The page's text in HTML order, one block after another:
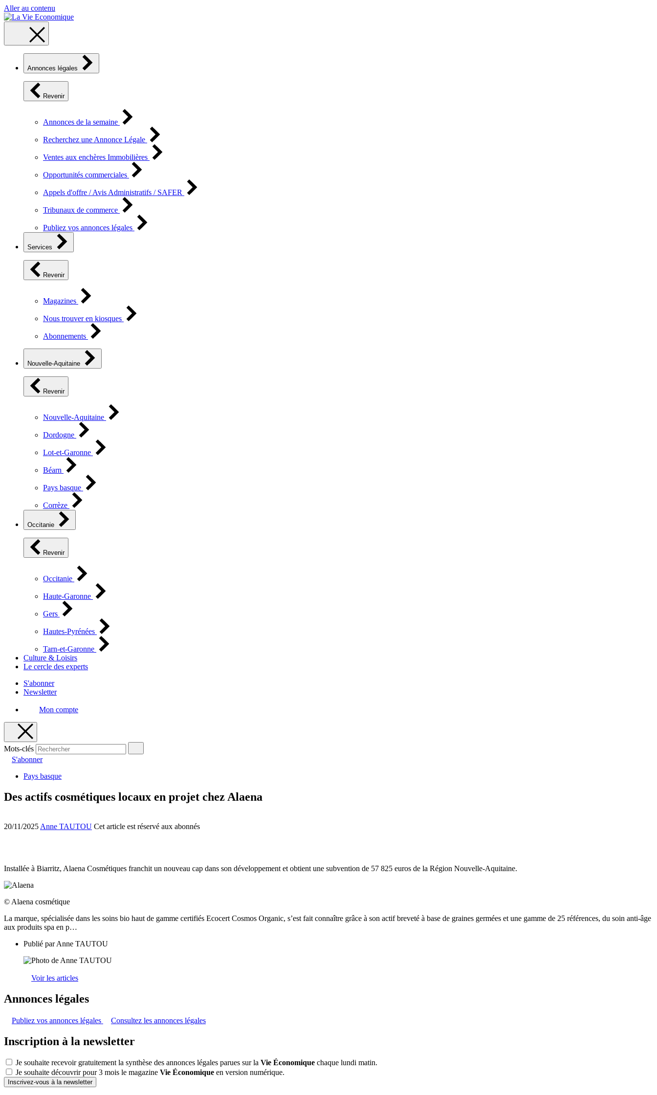
Aller au contenu
Annonces légales
Revenir
Annonces de la semaine
Recherchez une Annonce Légale
Ventes aux enchères Immobilières
Opportunités commerciales
Appels d'offre / Avis Administratifs / SAFER
Tribunaux de commerce
Publiez vos annonces légales
Services
Revenir
Magazines
Nous trouver en kiosques
Abonnements
Nouvelle-Aquitaine
Revenir
Nouvelle-Aquitaine
Dordogne
Lot-et-Garonne
Béarn
Pays basque
Corrèze
Occitanie
Revenir
Occitanie
Haute-Garonne
Gers
Hautes-Pyrénées
Tarn-et-Garonne
Culture & Loisirs
Le cercle des experts
S'abonner
Newsletter
Mon compte
Mots-clés
S'abonner
Pays basque
Des actifs cosmétiques locaux en projet chez Alaena
20/11/2025 Anne TAUTOU Cet article est réservé aux abonnés
Installée à Biarritz, Alaena Cosmétiques franchit un nouveau cap dans son développement et obtient une subvention de 57 825 euros de la Région Nouvelle-Aquitaine.
© Alaena cosmétique
La marque, spécialisée dans les soins bio haut de gamme certifiés Ecocert Cosmos Organic, s’est fait connaître grâce à son actif breveté à base de graines germées et une gamme de 25 références, du soin anti-âge
aux produits spa en p…
Publié parAnne TAUTOU
Voir les articles
Annonces légales
Publiez vos annonces légales Consultez les annonces légales
Inscription à la newsletter
Je souhaite recevoir gratuitement la synthèse des annonces légales parues sur la Vie Économique chaque lundi matin.
Je souhaite découvrir pour 3 mois le magazine Vie Économique en version numérique.
Inscrivez-vous à la newsletter